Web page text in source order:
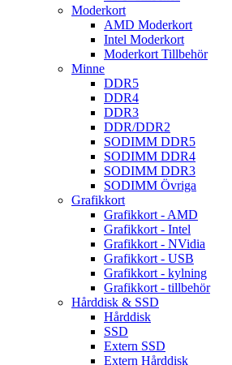
Moderkort
AMD Moderkort
Intel Moderkort
Moderkort Tillbehör
Minne
DDR5
DDR4
DDR3
DDR/DDR2
SODIMM DDR5
SODIMM DDR4
SODIMM DDR3
SODIMM Övriga
Grafikkort
Grafikkort - AMD
Grafikkort - Intel
Grafikkort - NVidia
Grafikkort - USB
Grafikkort - kylning
Grafikkort - tillbehör
Hårddisk & SSD
Hårddisk
SSD
Extern SSD
Extern Hårddisk